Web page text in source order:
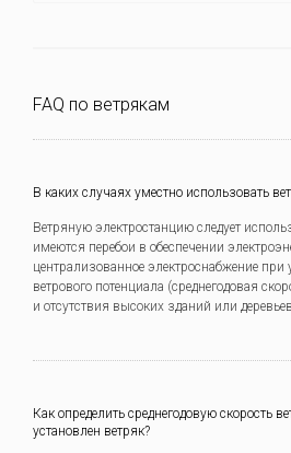
FAQ по ветрякам
В каких случаях уместно использовать
Ветряную электростанцию следует
имеются перебои в обеспечении
централизованное электроснабжение при
ветрового потенциала (среднегодовая
и отсутствия высоких зданий или
Как определить среднегодовую скорость
установлен ветряк?